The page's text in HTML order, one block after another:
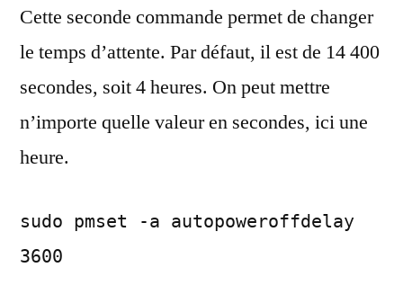
Cette seconde commande permet de changer
le temps d’attente. Par défaut, il est de 14 400
secondes, soit 4 heures. On peut mettre
n’importe quelle valeur en secondes, ici une
heure.
sudo pmset -a autopoweroffdelay
3600